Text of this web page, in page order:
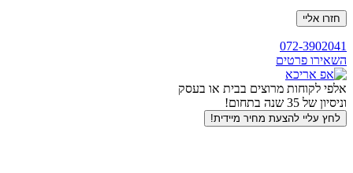
חזרה
לראש
העמוד
072-3902041
השאירו פרטים
אלפי לקוחות מרוצים בבית או בעסק
וניסיון של 35 שנה בתחום!
לחץ עליי להצעת מחיר מיידית!